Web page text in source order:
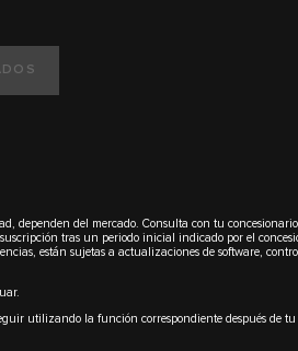
dependen del mercado. Consulta con tu
tras un periodo inicial indicado por el
están sujetas a actualizaciones de software,
utilizando la función correspondiente después de